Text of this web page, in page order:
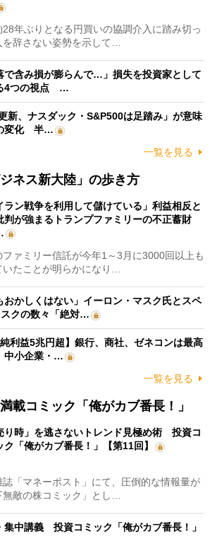
年ぶりとなる円買いの協調介入に踏み切っ
を辞さない姿勢を示して…
で含み損が膨らんで…」損失を投資家として
4つの視点 …
新、ナスダック・S&P500は足踏み」が意味
変化 半…
一覧を見る
ネス新大陸」の歩き方
ラン戦争を利用して儲けている」利益相反と
判が強まるトランプファミリーの不正蓄財
ァミリー信託が今年1～3月に3000回以上も
いたことが明らかになり…
おかしくはない」イーロン・マスク氏とスペ
クの数々「絶対…
純利益5兆円超】銀行、商社、ゼネコンは最高
中小企業・…
一覧を見る
載コミック「俺がカブ番長！」
り時」を逃さないトレンド見極め術 投資コ
ク「俺がカブ番長！」【第11回】
「マネーポスト」にて、圧倒的な情報量が
無敵の株コミック」とし…
集中講義 投資コミック「俺がカブ番長！」